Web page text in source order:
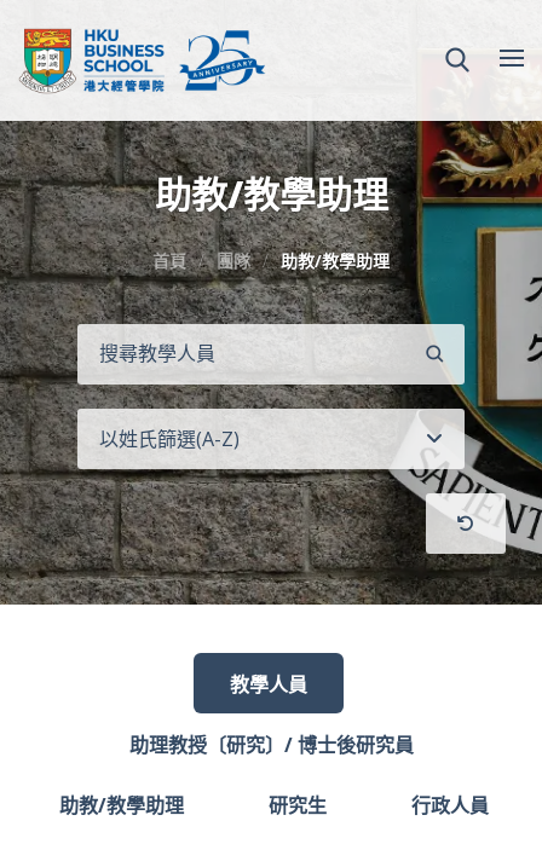
助教/教學助理
首頁 團隊 助教/教學助理
尋
以姓氏篩選(A-Z)
教學人員
助理教授〔研究〕/ 博士後研究員
助教/教學助理 研究生 行政人員